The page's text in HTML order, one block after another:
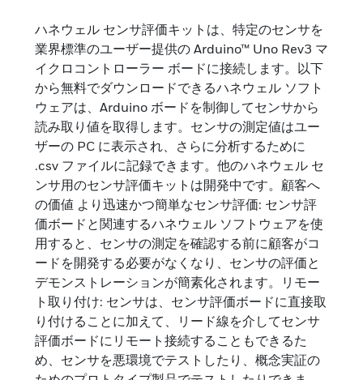
より迅速なセンサ評価のためのボードとソフトウ
ェア。
ハネウェル センサ評価キットは、特定のセンサを
業界標準のユーザー提供の Arduino™ Uno Rev3 マ
イクロコントローラー ボードに接続します。以下
から無料でダウンロードできるハネウェル ソフト
ウェアは、Arduino ボードを制御してセンサから
読み取り値を取得します。センサの測定値はユー
ザーの PC に表示され、さらに分析するために
.csv ファイルに記録できます。他のハネウェル セ
ンサ用のセンサ評価キットは開発中です。顧客へ
の価値 より迅速かつ簡単なセンサ評価: センサ評
価ボードと関連するハネウェル ソフトウェアを使
用すると、センサの測定を確認する前に顧客がコ
ードを開発する必要がなくなり、センサの評価と
デモンストレーションが簡素化されます。リモー
ト取り付け: センサは、センサ評価ボードに直接取
り付けることに加えて、リード線を介してセンサ
評価ボードにリモート接続することもできるた
め、センサを悪環境でテストしたり、概念実証の